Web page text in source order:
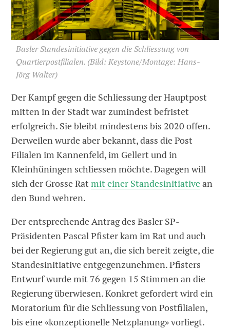
Basler Standesinitiative gegen die Schliessung von
Quartierpostfilialen. (Bild: Keystone/Montage: Hans-
Jörg Walter)
Der Kampf gegen die Schliessung der Hauptpost
mitten in der Stadt war zumindest befristet
erfolgreich. Sie bleibt mindestens bis 2020 offen.
Derweilen wurde aber bekannt, dass die Post
Filialen im Kannenfeld, im Gellert und in
Kleinhüningen schliessen möchte. Dagegen will
sich der Grosse Ratmit einer Standesinitiativean
den Bund wehren.
Der entsprechende Antrag des Basler SP-
Präsidenten Pascal Pfister kam im Rat und auch
bei der Regierung gut an, die sich bereit zeigte, die
Standesinitiative entgegenzunehmen. Pfisters
Entwurf wurde mit 76 gegen 15 Stimmen an die
Regierung überwiesen. Konkret gefordert wird ein
Moratorium für die Schliessung von Postfilialen,
bis eine «konzeptionelle Netzplanung» vorliegt.